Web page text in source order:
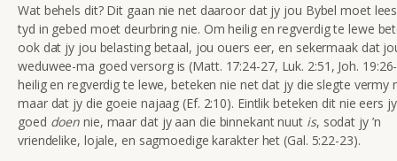
Wat behels dit? Dit gaan nie net daaroor dat jy jou Bybel moet
tyd in gebed moet deurbring nie. Om heilig en regverdig te lewe
ook dat jy jou belasting betaal, jou ouers eer, en sekermaak dat
weduwee-ma goed versorg is (Matt. 17:24-27, Luk. 2:51, Joh.
heilig en regverdig te lewe, beteken nie net dat jy die slegte vermy
maar dat jy die goeie najaag (Ef. 2:10). Eintlik beteken dit nie eers
goed doen nie, maar dat jy aan die binnekant nuut is, sodat jy ’n
vriendelike, lojale, en sagmoedige karakter het (Gal. 5:22-23).